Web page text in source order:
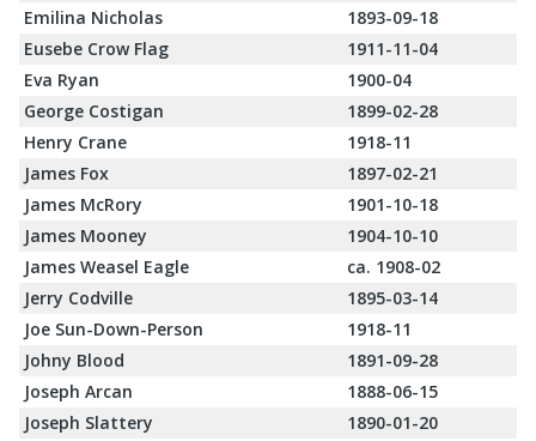
Emilina Nicholas
1893-09-18
Eusebe Crow Flag
1911-11-04
Eva Ryan
1900-04
George Costigan
1899-02-28
Henry Crane
1918-11
James Fox
1897-02-21
James McRory
1901-10-18
James Mooney
1904-10-10
James Weasel Eagle
ca. 1908-02
Jerry Codville
1895-03-14
Joe Sun-Down-Person
1918-11
Johny Blood
1891-09-28
Joseph Arcan
1888-06-15
Joseph Slattery
1890-01-20